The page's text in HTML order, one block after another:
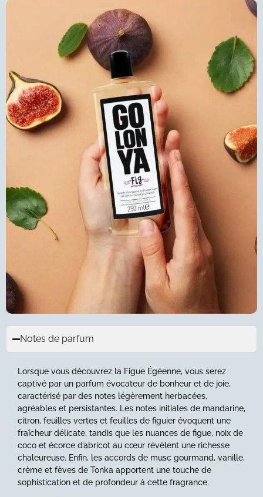
Notes de parfum
Lorsque vous découvrez la Figue Égéenne, vous serez
captivé par un parfum évocateur de bonheur et de joie,
caractérisé par des notes légèrement herbacées,
agréables et persistantes. Les notes initiales de mandarine,
citron, feuilles vertes et feuilles de figuier évoquent une
fraîcheur délicate, tandis que les nuances de figue, noix de
coco et écorce d’abricot au cœur révèlent une richesse
chaleureuse. Enfin, les accords de musc gourmand, vanille,
crème et fèves de Tonka apportent une touche de
sophistication et de profondeur à cette fragrance.